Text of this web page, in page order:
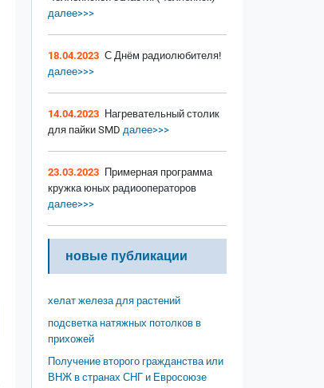
далее>>>
18.04.2023 С Днём радиолюбителя!
далее>>>
14.04.2023 Нагревательный столик
для пайки SMD далее>>>
23.03.2023 Примерная программа
кружка юных радиооператоров
далее>>>
новые публикации
хелат железа для растений
подсветка натяжных потолков в
прихожей
Получение второго гражданства или
ВНЖ в странах СНГ и Евросоюзе